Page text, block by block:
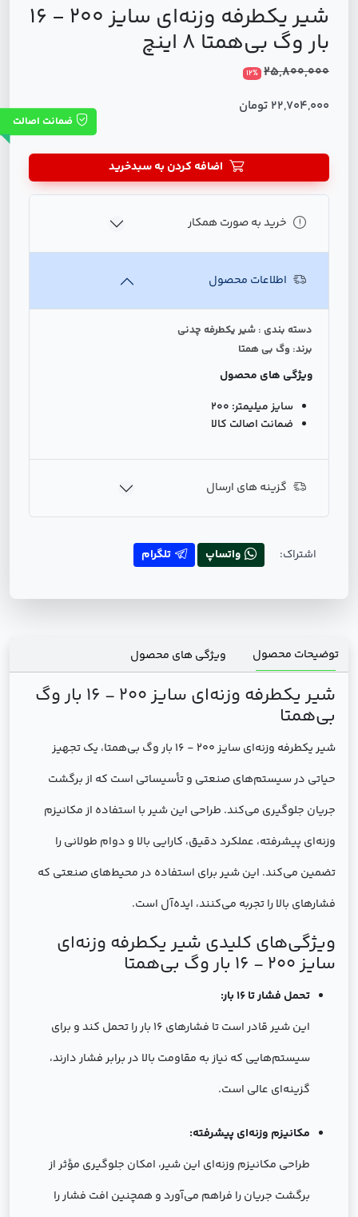
شیر یکطرفه وزنه‌ای سایز 200 - 16
بار وگ بی‌همتا 8 اینچ
25,800,000
12%
22,704,000 تومان
ضمانت اصالت
اضافه کردن به سبدخرید
خرید به صورت همکار
اطلاعات محصول
دسته بندی : شیر یکطرفه چدنی
برند: وگ بی همتا
ویژگی های محصول
سایز میلیمتر: 200
ضمانت اصالت کالا
گزینه های ارسال
اشتراک: واتساپ تلگرام
توضیحات محصول ویژگی های محصول
شیر یکطرفه وزنه‌ای سایز 200 - 16 بار وگ
بی‌همتا
شیر یکطرفه وزنه‌ای سایز 200 - 16 بار وگ بی‌همتا، یک تجهیز
حیاتی در سیستم‌های صنعتی و تأسیساتی است که از برگشت
جریان جلوگیری می‌کند. طراحی این شیر با استفاده از مکانیزم
وزنه‌ای پیشرفته، عملکرد دقیق، کارایی بالا و دوام طولانی را
تضمین می‌کند. این شیر برای استفاده در محیط‌های صنعتی که
فشارهای بالا را تجربه می‌کنند، ایده‌آل است.
ویژگی‌های کلیدی شیر یکطرفه وزنه‌ای
سایز 200 - 16 بار وگ بی‌همتا
تحمل فشار تا 16 بار:
این شیر قادر است تا فشارهای 16 بار را تحمل کند و برای
سیستم‌هایی که نیاز به مقاومت بالا در برابر فشار دارند،
گزینه‌ای عالی است.
مکانیزم وزنه‌ای پیشرفته:
طراحی مکانیزم وزنه‌ای این شیر، امکان جلوگیری مؤثر از
برگشت جریان را فراهم می‌آورد و همچنین افت فشار را